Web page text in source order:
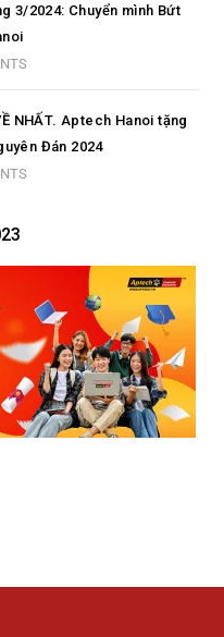
3/2024: Chuyển mình Bứt
NHẤT. Aptech Hanoi tặng
Đán 2024